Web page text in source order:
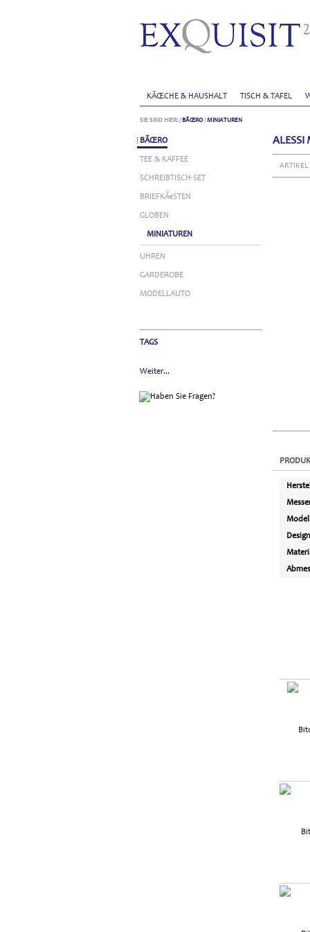
KÃŒCHE & HAUSHALT TISCH & TAFEL
SIE SIND HIER: / BÃŒRO/MINIATUREN
BÃŒRO
TEE & KAFFEE
SCHREIBTISCH-SET
BRIEFKÃ€STEN
GLOBEN
MINIATUREN
UHREN
GARDEROBE
MODELLAUTO
TAGS
Weiter...
ALESSI
ARTIKEL
Design